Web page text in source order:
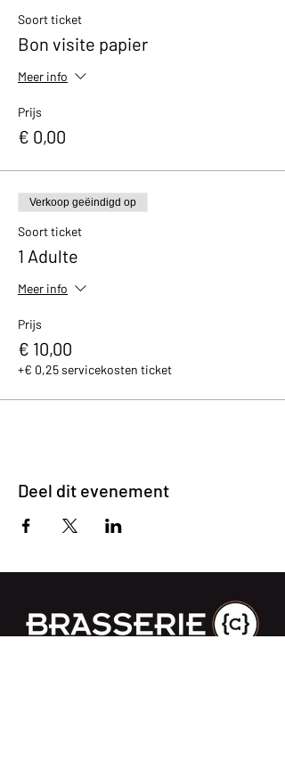
de 10% valable dans notre boutique.
Soort ticket
Bon visite papier
Meer info
Prijs
€ 0,00
Verkoop geëindigd op
Soort ticket
1 Adulte
Meer info
Prijs
€ 10,00
+€ 0,25 servicekosten ticket
Deel dit evenement